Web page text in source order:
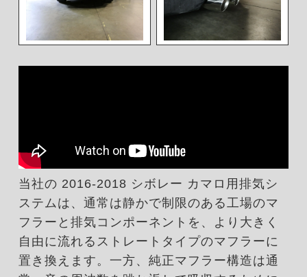
当社の 2016-2018 シボレー カマロ用排気シ
ステムは、通常は静かで制限のある工場のマ
フラーと排気コンポーネントを、より大きく
自由に流れるストレートタイプのマフラーに
置き換えます。一方、純正マフラー構造は通